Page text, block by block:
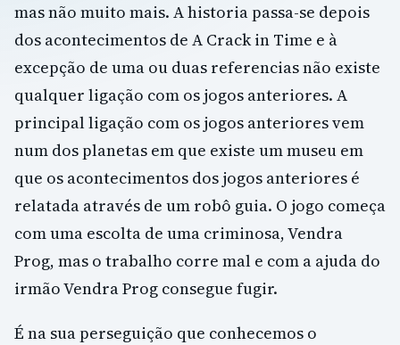
mas não muito mais. A historia passa-se depois
dos acontecimentos de A Crack in Time e à
excepção de uma ou duas referencias não existe
qualquer ligação com os jogos anteriores. A
principal ligação com os jogos anteriores vem
num dos planetas em que existe um museu em
que os acontecimentos dos jogos anteriores é
relatada através de um robô guia. O jogo começa
com uma escolta de uma criminosa, Vendra
Prog, mas o trabalho corre mal e com a ajuda do
irmão Vendra Prog consegue fugir.
É na sua perseguição que conhecemos o